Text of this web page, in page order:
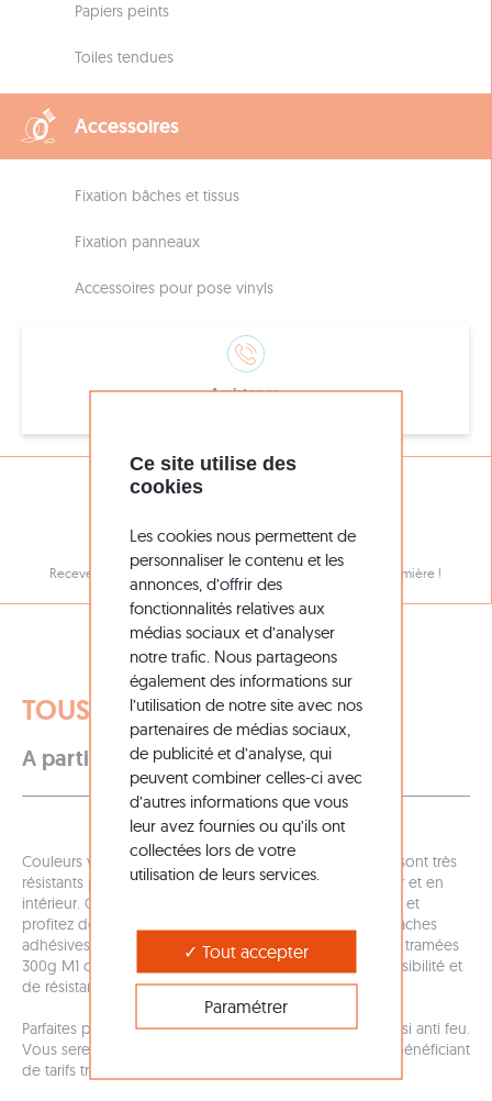
Papiers peints
Toiles tendues
Accessoires
Fixation bâches et tissus
Fixation panneaux
Accessoires pour pose vinyls
Assistance
DÉCOUVREZ
NOTRE NEWSLETTER
Recevez toutes nos promotions et nouveautés en avant-première !
TOUS LES MATÉRIAUX BÂCHES
A partir de7,90 €HT
Couleurs vives, aspect satiné, les supports bâches PVC sont très
résistants pour une utilisation longue durée en extérieur et en
intérieur. Optez pour l'impression grand format en ligne et
profitez de la signalétique imprimée sur mesure. Nos bâches
adhésives classées M1 ou encore nos bâches grille PVC tramées
300g M1 offrent des avantages uniques en termes de visibilité et
de résistance au vent.
Parfaites pour les publicitaires extérieures, elles sont aussi anti feu.
Vous serez séduit par ses multiples propriétés tout en bénéficiant
de tarifs très attractifs !
Ce site utilise des
cookies
Les cookies nous permettent de
personnaliser le contenu et les
annonces, d’offrir des
fonctionnalités relatives aux
médias sociaux et d’analyser
notre trafic. Nous partageons
également des informations sur
l’utilisation de notre site avec nos
partenaires de médias sociaux,
de publicité et d’analyse, qui
peuvent combiner celles-ci avec
d’autres informations que vous
leur avez fournies ou qu’ils ont
collectées lors de votre
utilisation de leurs services.
Tout accepter
Paramétrer